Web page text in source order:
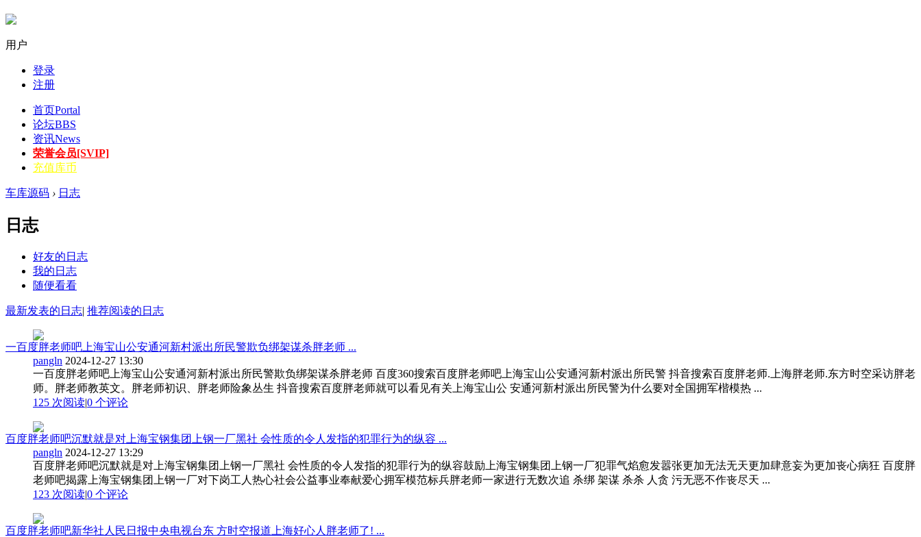
用户
登录
注册
首页Portal
论坛BBS
资讯News
荣誉会员[SVIP]
充值库币
车库源码 › 日志
日志
好友的日志
我的日志
随便看看
最新发表的日志| 推荐阅读的日志
一百度胖老师吧上海宝山公安通河新村派出所民警欺负绑架谋杀胖老师 ...
pangln 2024-12-27 13:30
一百度胖老师吧上海宝山公安通河新村派出所民警欺负绑架谋杀胖老师 百度360搜索百度胖老师吧上海宝山公安通河新村派出所民警 抖音搜索百度胖老师.上海胖老师.东方时空采访胖老
师。胖老师教英文。胖老师初识、胖老师险象丛生 抖音搜索百度胖老师就可以看见有关上海宝山公 安通河新村派出所民警为什么要对全国拥军楷模热 ...
125 次阅读|0 个评论
百度胖老师吧沉默就是对上海宝钢集团上钢一厂黑社 会性质的令人发指的犯罪行为的纵容 ...
pangln 2024-12-27 13:29
百度胖老师吧沉默就是对上海宝钢集团上钢一厂黑社 会性质的令人发指的犯罪行为的纵容鼓励上海宝钢集团上钢一厂犯罪气焰愈发嚣张更加无法无天更加肆意妄为更加丧心病狂 百度胖
老师吧揭露上海宝钢集团上钢一厂对下岗工人热心社会公益事业奉献爱心拥军模范标兵胖老师一家进行无数次追 杀绑 架谋 杀杀 人贪 污无恶不作丧尽天 ...
123 次阅读|0 个评论
百度胖老师吧新华社人民日报中央电视台东 方时空报道上海好心人胖老师了! ...